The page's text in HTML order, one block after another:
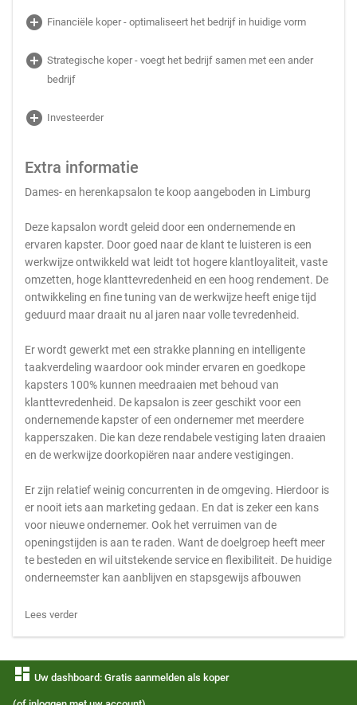
add_circle Financiële koper - optimaliseert het bedrijf in huidige vorm
add_circle Strategische koper - voegt het bedrijf samen met een ander
bedrijf
add_circle Investeerder
Extra informatie
Dames- en herenkapsalon te koop aangeboden in Limburg
Deze kapsalon wordt geleid door een ondernemende en
ervaren kapster. Door goed naar de klant te luisteren is een
werkwijze ontwikkeld wat leidt tot hogere klantloyaliteit, vaste
omzetten, hoge klanttevredenheid en een hoog rendement. De
ontwikkeling en fine tuning van de werkwijze heeft enige tijd
geduurd maar draait nu al jaren naar volle tevredenheid.
Er wordt gewerkt met een strakke planning en intelligente
taakverdeling waardoor ook minder ervaren en goedkope
kapsters 100% kunnen meedraaien met behoud van
klanttevredenheid. De kapsalon is zeer geschikt voor een
ondernemende kapster of een ondernemer met meerdere
kapperszaken. Die kan deze rendabele vestiging laten draaien
en de werkwijze doorkopiëren naar andere vestigingen.
Er zijn relatief weinig concurrenten in de omgeving. Hierdoor is
er nooit iets aan marketing gedaan. En dat is zeker een kans
voor nieuwe ondernemer. Ook het verruimen van de
openingstijden is aan te raden. Want de doelgroep heeft meer
te besteden en wil uitstekende service en flexibiliteit. De huidige
onderneemster kan aanblijven en stapsgewijs afbouwen
Lees verder
dashboard Uw dashboard: Gratis aanmelden als koper